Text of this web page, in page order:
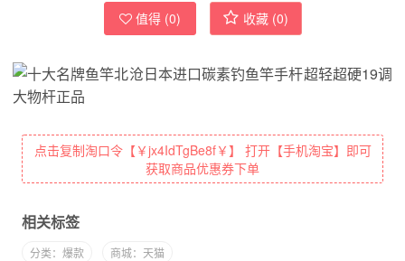
值得 (0) 收藏 (0)
点击复制淘口令【￥jx4IdTgBe8f￥】 打开【手机淘宝】即可
获取商品优惠券下单
相关标签
分类：爆款 商城：天猫